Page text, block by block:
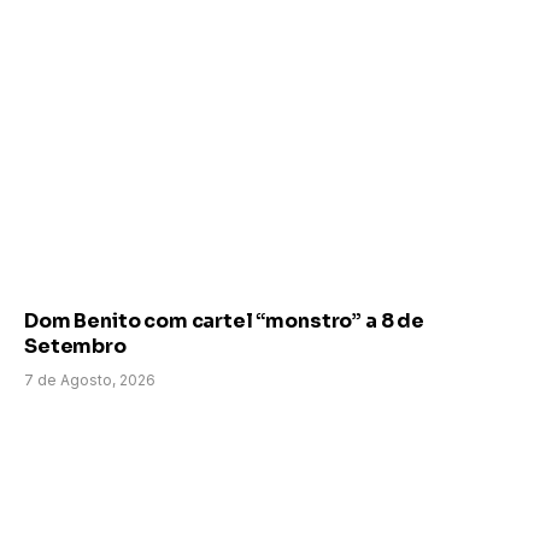
Dom Benito com cartel “monstro” a 8 de
Setembro
7 de Agosto, 2026